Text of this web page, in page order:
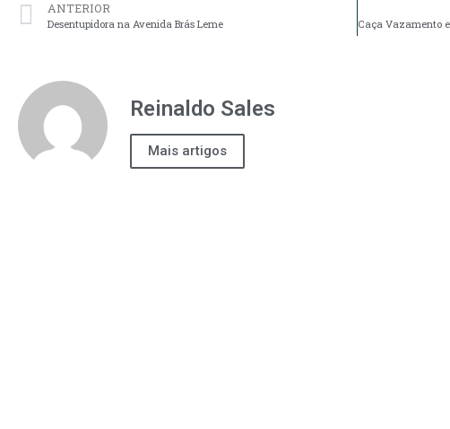
ANTERIOR
Desentupidora na Avenida Brás Leme
Reinaldo Sales
Mais artigos